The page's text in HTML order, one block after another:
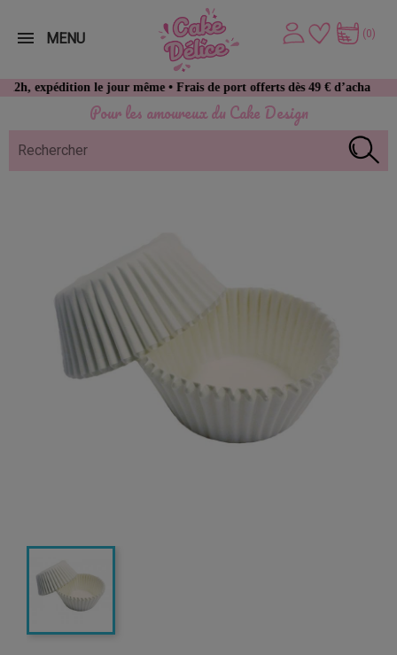
Pour les amoureux du Cake Design
le jour même • Frais de port offerts dès 49 € d’achat
(0)
MENU